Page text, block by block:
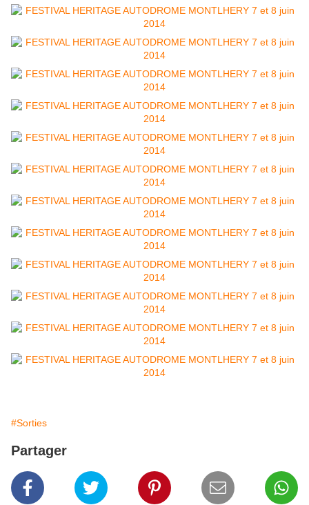
#Sorties
Partager